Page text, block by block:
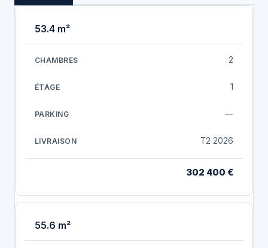
53.4 m²
2
1
—
T2 2026
302 400 €
55.6 m²